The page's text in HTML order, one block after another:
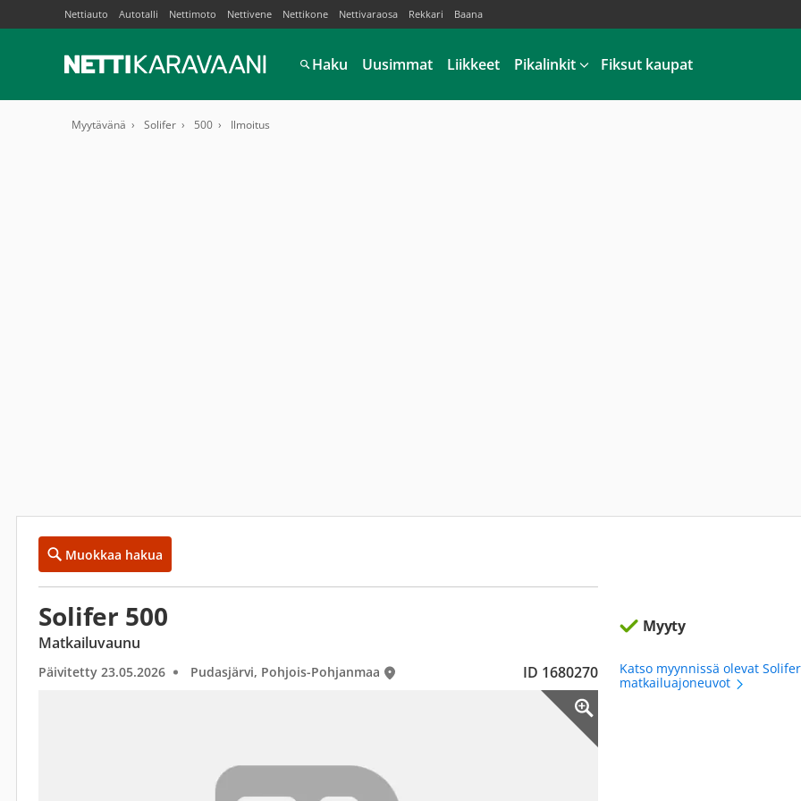
Nettiauto Autotalli Nettimoto Nettivene Nettikone Nettivaraosa Rekkari Baana
Haku Uusimmat Liikkeet Pikalinkit Fiksut kaupat
Myytävänä Solifer 500 Ilmoitus
Muokkaa hakua
Solifer 500
Matkailuvaunu
Päivitetty 23.05.2026 Pudasjärvi, Pohjois-Pohjanmaa ID 1680270
Myyty
Katso myynnissä olevat
matkailuajoneuvot